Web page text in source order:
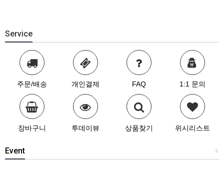
Service
주문/배송 개인결제 FAQ 1:1 문의
장바구니 투데이뷰 상품찾기 위시리스트
+
Event